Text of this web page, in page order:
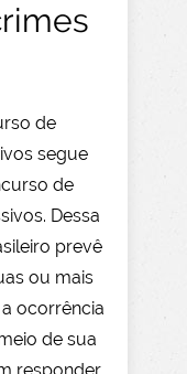
de
segue
de
Dessa
prevê
ou mais
ocorrência
de sua